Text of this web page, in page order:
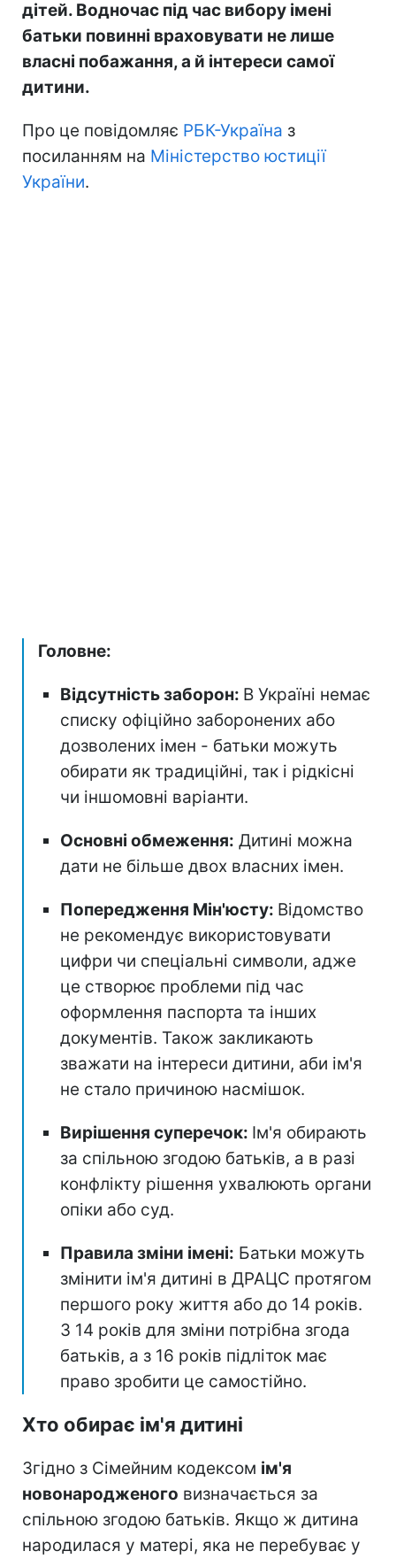
дітей. Водночас під час вибору імені
батьки повинні враховувати не лише
власні побажання, а й інтереси самої
дитини.
Про це повідомляє РБК-Україна з
посиланням на Міністерство юстиції
України.
Головне:
Відсутність заборон: В Україні немає
списку офіційно заборонених або
дозволених імен - батьки можуть
обирати як традиційні, так і рідкісні
чи іншомовні варіанти.
Основні обмеження: Дитині можна
дати не більше двох власних імен.
Попередження Мін'юсту: Відомство
не рекомендує використовувати
цифри чи спеціальні символи, адже
це створює проблеми під час
оформлення паспорта та інших
документів. Також закликають
зважати на інтереси дитини, аби ім'я
не стало причиною насмішок.
Вирішення суперечок: Ім'я обирають
за спільною згодою батьків, а в разі
конфлікту рішення ухвалюють органи
опіки або суд.
Правила зміни імені: Батьки можуть
змінити ім'я дитині в ДРАЦС протягом
першого року життя або до 14 років.
З 14 років для зміни потрібна згода
батьків, а з 16 років підліток має
право зробити це самостійно.
Хто обирає ім'я дитині
Згідно з Сімейним кодексом ім'я
новонародженого визначається за
спільною згодою батьків. Якщо ж дитина
народилася у матері, яка не перебуває у